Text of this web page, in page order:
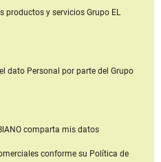
productos y serviciosGrupo EL
dato Personal por parte del Grupo
comparta mis datos
conforme su Política de